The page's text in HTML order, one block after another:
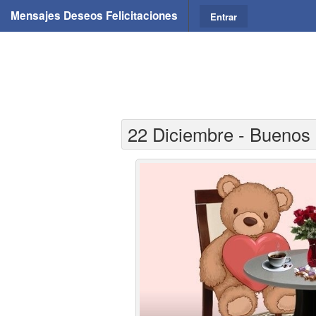
Mensajes Deseos Felicitaciones Entrar
22 Diciembre -